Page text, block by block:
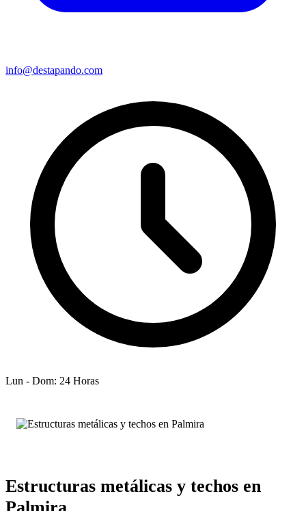
info@destapando.com
Lun - Dom: 24 Horas
Estructuras metálicas y techos en